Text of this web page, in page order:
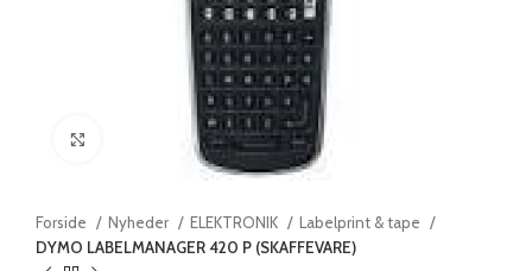
Klik for at forstørre
Forside Nyheder ELEKTRONIK
Labelprint & tape
DYMO LABELMANAGER 420 P (SKAFFEVARE)